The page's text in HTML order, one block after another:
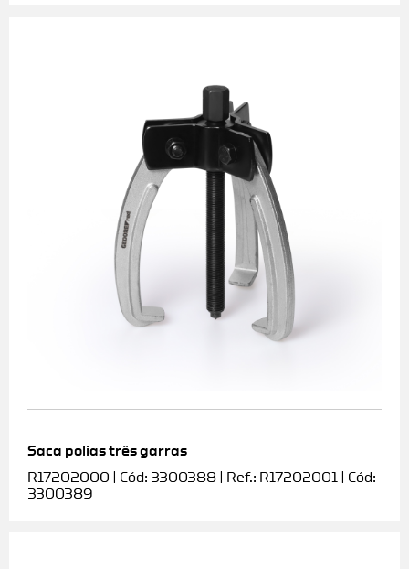
Saca polias três garras
R17202000 | Cód: 3300388 | Ref.: R17202001 | Cód:
3300389